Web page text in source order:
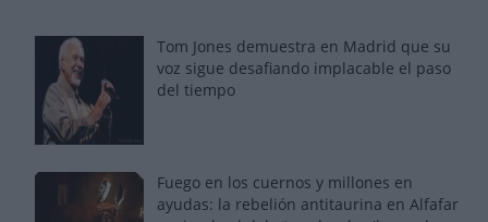
Tom Jones demuestra en Madrid que su
voz sigue desafiando implacable el paso
del tiempo
Fuego en los cuernos y millones en
ayudas: la rebelión antitaurina en Alfafar